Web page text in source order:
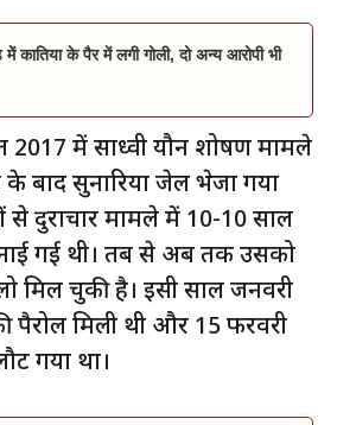
में कातिया के पैर में लगी गोली, दो अन्य आरोपी भी
2017 में साध्वी यौन शोषण मामले
के बाद सुनारिया जेल भेजा गया
से दुराचार मामले में 10-10 साल
गई थी। तब से अब तक उसको
मिल चुकी है। इसी साल जनवरी
पैरोल मिली थी और 15 फरवरी
गया था।